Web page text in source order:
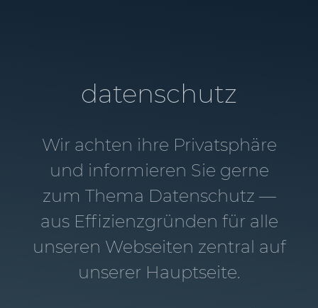
datenschutz
Wir achten ihre Privatsphäre
und informieren Sie gerne
zum Thema Datenschutz —
aus Effizienz­gründen für alle
unseren Webseiten zentral auf
unserer Hauptseite.